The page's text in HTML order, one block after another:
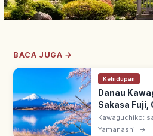
BACA JUGA →
Kehidupan
Danau
Sakasa Fuji,
Kawaguchiko:
Yamanashi,
Yamanashi →